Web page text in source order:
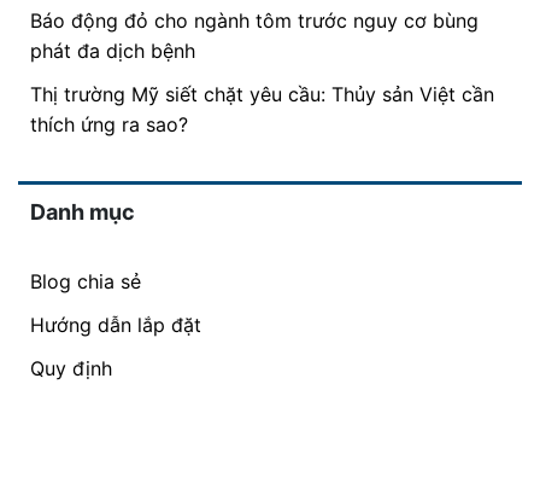
Báo động đỏ cho ngành tôm trước nguy cơ bùng
phát đa dịch bệnh
Thị trường Mỹ siết chặt yêu cầu: Thủy sản Việt cần
thích ứng ra sao?
Danh mục
Blog chia sẻ
Hướng dẫn lắp đặt
Quy định